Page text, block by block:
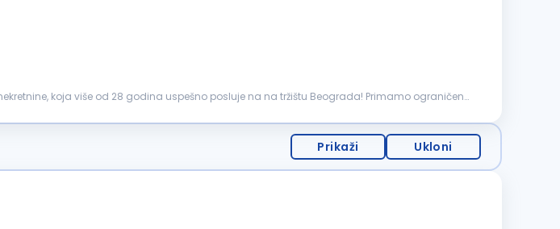
koja više od 28 godina uspešno posluje na na tržištu Beograda! Primamo ograničen
Prikaži Ukloni